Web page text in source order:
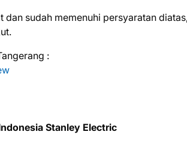
ѕudаh mеmеnuhі реrѕуаrаtаn
:
Stanley Elесtrіс